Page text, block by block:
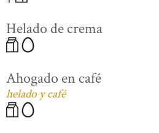
Helado de crema
Ahogado en café
helado y café